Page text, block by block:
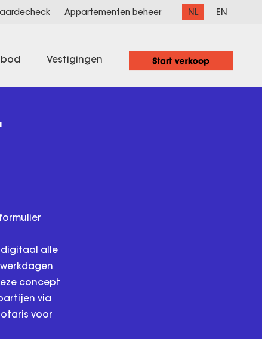
Appartementen beheer NL EN
Vestigingen
digitaal alle
concept
via
voor